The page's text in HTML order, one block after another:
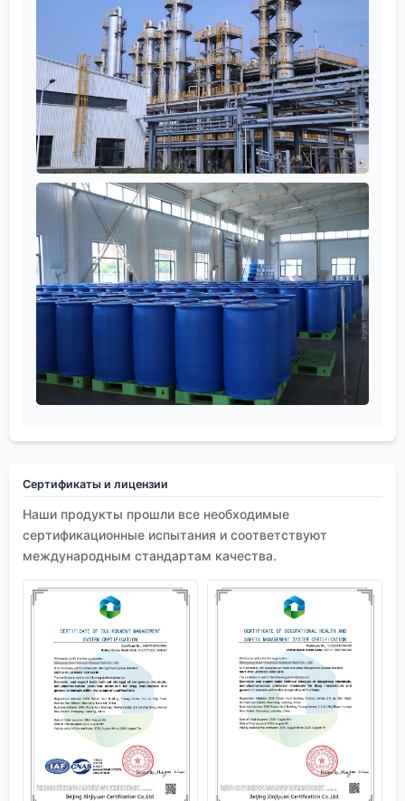
Сертификаты и лицензии
Наши продукты прошли все необходимые
сертификационные испытания и соответствуют
международным стандартам качества.